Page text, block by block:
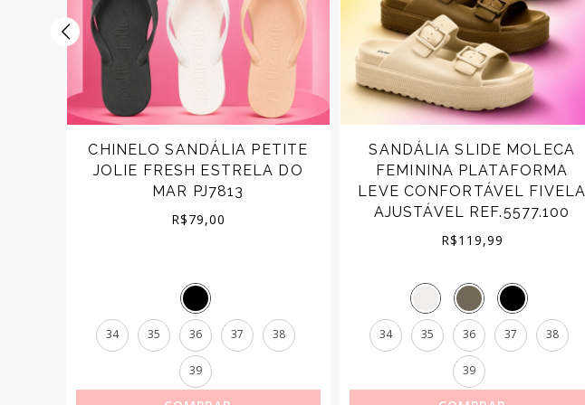
CHINELO SANDÁLIA PETITE
JOLIE FRESH ESTRELA DO
MAR PJ7813
R$79,00
34 35 36 37 38
39
SANDÁLIA SLIDE MOLECA
FEMININA PLATAFORMA
LEVE CONFORTÁVEL FIVELA
AJUSTÁVEL REF.5577.100
R$119,99
34 35 36 37 38
39